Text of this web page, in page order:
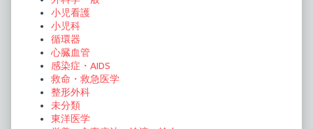
小児看護
小児科
循環器
心臓血管
感染症・AIDS
救命・救急医学
整形外科
未分類
東洋医学